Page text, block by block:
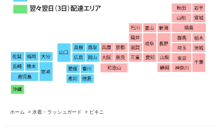
ホーム > 水着・ラッシュガード > ビキニ